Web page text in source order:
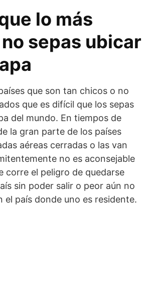
lo más
sepas ubicar
que son tan chicos o no
que es difícil que los sepas
del mundo. En tiempos de
la gran parte de los países
aéreas cerradas o las van
no es aconsejable
corre el peligro de quedarse
sin poder salir o peor aún no
el país donde uno es residente.